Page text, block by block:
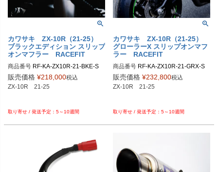
カワサキ ZX-10R（21-25）
ブラックエディション スリップ
オンマフラー RACEFIT
商品番号 RF-KA-ZX10R-21-BKE-S
販売価格 ¥218,000税込
ZX-10R　21-25
5～10週間
カワサキ ZX-10R（21-25）
グローラーX スリップオンマフ
ラー RACEFIT
商品番号 RF-KA-ZX10R-21-GRX-S
販売価格 ¥232,800税込
ZX-10R　21-25
5～10週間